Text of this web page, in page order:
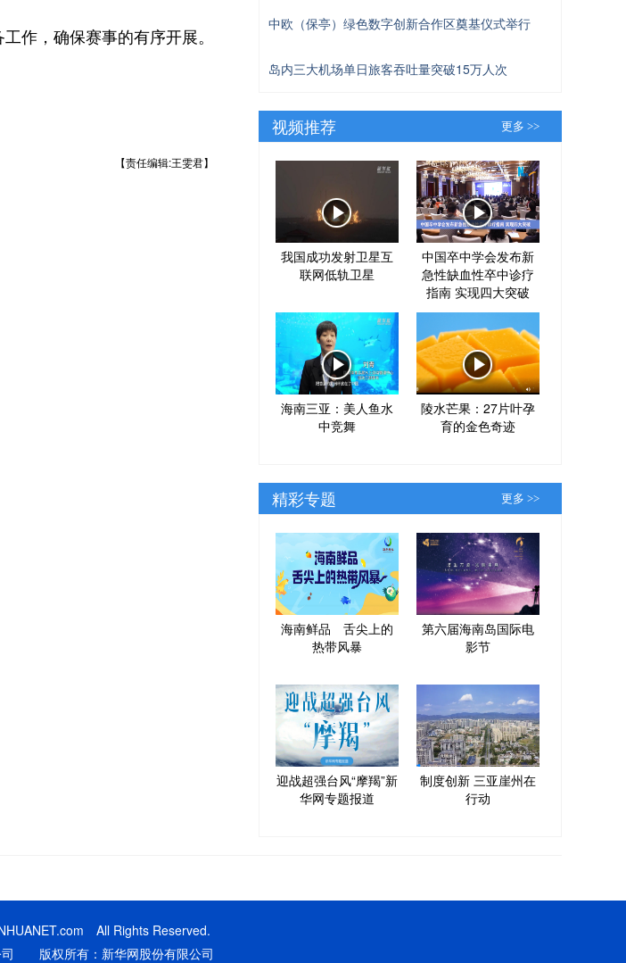
，确保赛事的有序开展。
【责任编辑:王雯君】
中欧（保亭）绿色数字创新合作区奠基仪式举行
岛内三大机场单日旅客吞吐量突破15万人次
视频推荐 更多 >>
我国成功发射卫星互
联网低轨卫星
中国卒中学会发布新
急性缺血性卒中诊疗
指南 实现四大突破
海南三亚：美人鱼水
中竞舞
陵水芒果：27片叶孕
育的金色奇迹
精彩专题 更多 >>
海南鲜品 舌尖上的
热带风暴
第六届海南岛国际电
影节
迎战超强台风“摩羯”新
华网专题报道
制度创新 三亚崖州在
行动
All Rights Reserved.
司 版权所有：新华网股份有限公司